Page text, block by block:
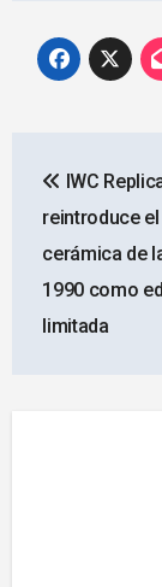
de
IWC
reintroduce
cerámica de
1990 como
limitada